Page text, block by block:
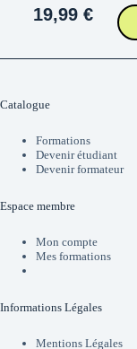
19,99 €
Catalogue
Formations
Devenir étudiant
Devenir formateur
Espace membre
Mon compte
Mes formations
Informations Légales
Mentions Légales